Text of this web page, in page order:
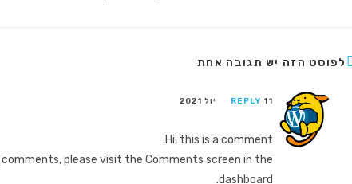
לפוסט הזה יש תגובה אחת
REPLY 11 יול 2021
Hi, this is a comment.
please visit the Comments screen in the
dashboard.